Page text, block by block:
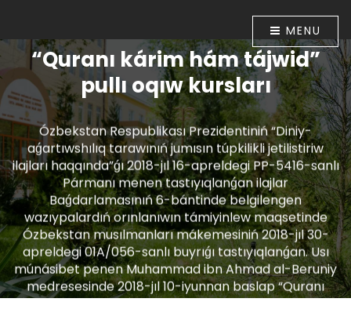
MENU
“Quranı kárim hám tájwid”
pullı oqıw kursları
Ózbekstan Respublikası Prezidentiniń “Diniy-
aǵartıwshılıq tarawınıń jumısın túpkilikli jetilistiriw
ilajları haqqında”ǵı 2018-jıl 16-apreldegi PP-5416-sanlı
Pármanı menen tastıyıqlanǵan ilajlar
Baǵdarlamasınıń 6-bántinde belgilengen
wazıypalardıń orınlanıwın támiyinlew maqsetinde
Ózbekstan musılmanları mákemesiniń 2018-jıl 30-
apreldegi 01A/056-sanlı buyrıǵı tastıyıqlanǵan. Usı
múnásibet penen Muhammad ibn Ahmad al-Beruniy
medresesinde 2018-jıl 10-iyunnan baslap “Quranı
kárim hám tájwid” úyretiw boyınsha pullı oqıw kursları